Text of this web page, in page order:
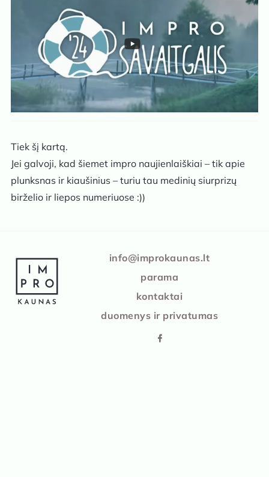
Tiek šį kartą.
Jei galvoji, kad šiemet impro naujienlaiškiai – tik apie
plunksnas ir kiaušinius – turiu tau medinių siurprizų
birželio ir liepos numeriuose :))
IMPRO Kaunasinfo@improkaunas.lt
parama
kontaktai
duomenys ir privatumas